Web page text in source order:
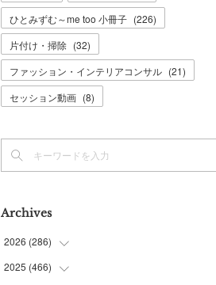
ひとみずむ～me too 小冊子 (226)
片付け・掃除 (32)
ファッション・インテリアコンサル (21)
セッション動画 (8)
Archives
2026 (286)
(7)
2025 (466)